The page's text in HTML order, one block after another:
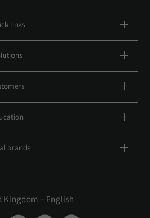
links
brands
Kingdom – English